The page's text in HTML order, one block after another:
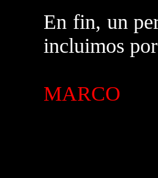
En fin, un
incluimos
MARCO